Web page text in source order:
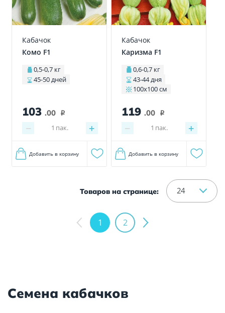
Кабачок
Комо F1
0,5-0,7 кг
45-50 дней
103 .00 i
− +
1 пак.
Добавить в корзину
Кабачок
Каризма F1
0,6-0,7 кг
43-44 дня
100х100 см
119 .00 i
− +
1 пак.
Добавить в корзину
Товаров на странице: 24
1 2
Семена кабачков